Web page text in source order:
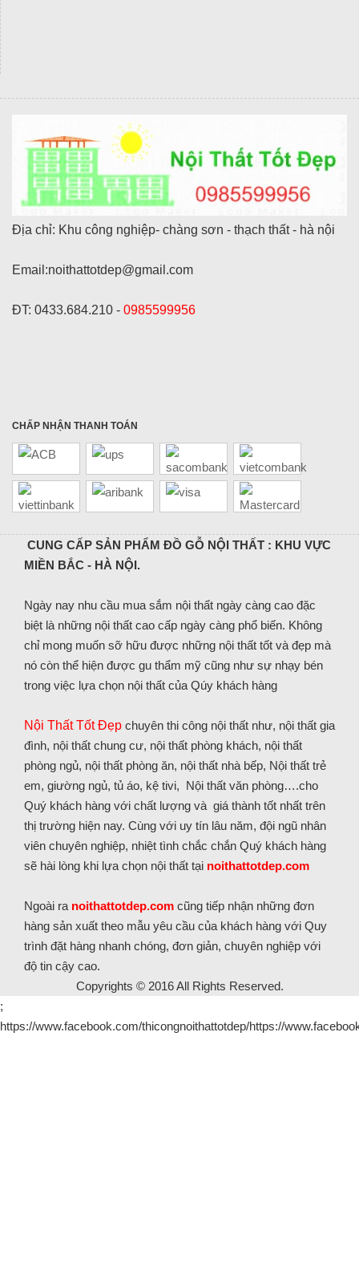
Địa chỉ: Khu công nghiệp- chàng sơn - thạch thất - hà nội
Email:noithattotdep@gmail.com
ĐT: 0433.684.210 - 0985599956
CHẤP NHẬN THANH TOÁN
CUNG CẤP SẢN PHẨM ĐỒ GỖ NỘI THẤT : KHU VỰC
MIỀN BẮC - HÀ NỘI.
Ngày nay nhu cầu mua sắm nội thất ngày càng cao đặc
biệt là những nội thất cao cấp ngày càng phổ biến. Không
chỉ mong muốn sỡ hữu được những nội thất tốt và đẹp mà
nó còn thể hiện được gu thẩm mỹ cũng như sự nhạy bén
trong việc lựa chọn nội thất của Qúy khách hàng
Nội Thất Tốt Đẹp chuyên thi công nội thất như, nội thất gia
đình, nội thất chung cư, nội thất phòng khách, nội thất
phòng ngủ, nội thất phòng ăn, nội thất nhà bếp, Nội thất trẻ
em, giường ngủ, tủ áo, kệ tivi, Nội thất văn phòng….cho
Quý khách hàng với chất lượng và giá thành tốt nhất trên
thị trường hiện nay. Cùng với uy tín lâu năm, đội ngũ nhân
viên chuyên nghiệp, nhiệt tình chắc chắn Quý khách hàng
sẽ hài lòng khi lựa chọn nội thất tại noithattotdep.com
Ngoài ra noithattotdep.com cũng tiếp nhận những đơn
hàng sản xuất theo mẫu yêu cầu của khách hàng với Quy
trình đặt hàng nhanh chóng, đơn giản, chuyên nghiệp với
độ tin cậy cao.
Copyrights © 2016 All Rights Reserved.
;
https://www.facebook.com/thicongnoithattotdep/https://